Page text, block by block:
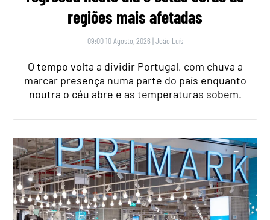
regiões mais afetadas
09:00 10 Agosto, 2026 |João Luís
O tempo volta a dividir Portugal, com chuva a
marcar presença numa parte do país enquanto
noutra o céu abre e as temperaturas sobem.